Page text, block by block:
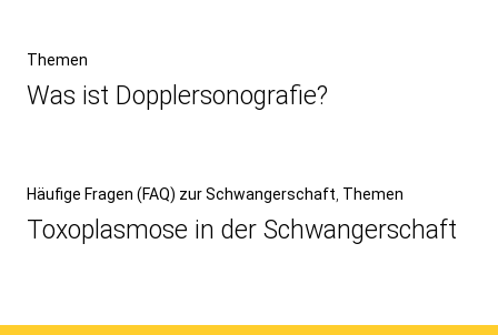
Vorheriger
Beitrag
Themen
Was ist Doppler­sonografie?
Nächster
Beitrag
Häufige Fragen (FAQ) zur Schwangerschaft Themen
Toxoplasmose in der Schwanger­schaft